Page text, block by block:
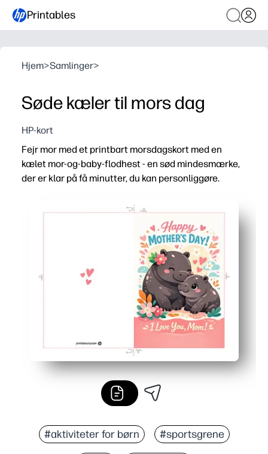
Printables
Hjem>Samlinger>
Søde kæler til mors dag
HP-kort
Fejr mor med et printbart morsdagskort med en
kælet mor-og-baby-flodhest - en sød mindesmærke,
der er klar på få minutter, du kan personliggøre.
Klar hurtigt - bare udskriv, fold og underskriv for en
Engagerer børn - sød kunst inspirerer budskaber,
Fleksibel til familier - udskriv så mange, som du har
Ser godt ud derhjemme - skarp illustration skinner på
#aktiviteter for børn #sportsgrene